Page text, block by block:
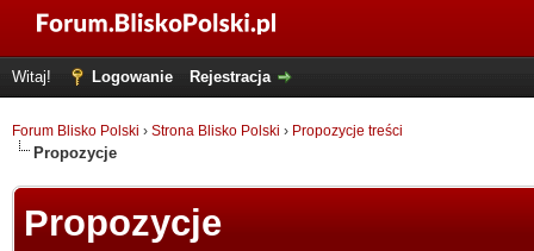
Witaj! Logowanie Rejestracja
Forum Blisko Polski › Strona Blisko Polski › Propozycje treści
Propozycje
Propozycje